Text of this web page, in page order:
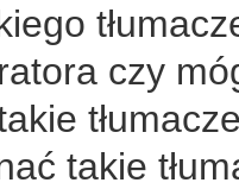
czy
takie